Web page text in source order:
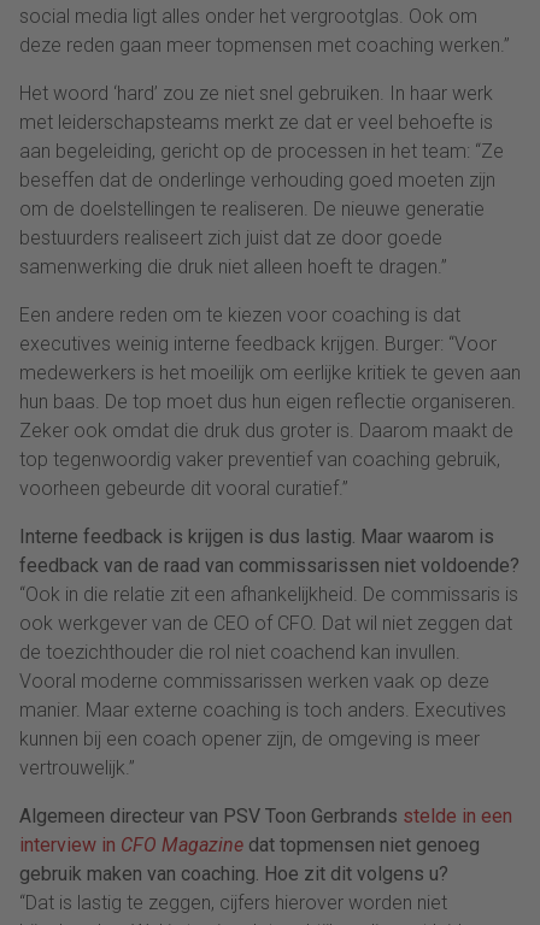
social media ligt alles onder het vergrootglas. Ook om
deze reden gaan meer topmensen met coaching werken.”
Het woord ‘hard’ zou ze niet snel gebruiken. In haar werk
met leiderschapsteams merkt ze dat er veel behoefte is
aan begeleiding, gericht op de processen in het team: “Ze
beseffen dat de onderlinge verhouding goed moeten zijn
om de doelstellingen te realiseren. De nieuwe generatie
bestuurders realiseert zich juist dat ze door goede
samenwerking die druk niet alleen hoeft te dragen.”
Een andere reden om te kiezen voor coaching is dat
executives weinig interne feedback krijgen. Burger: “Voor
medewerkers is het moeilijk om eerlijke kritiek te geven aan
hun baas. De top moet dus hun eigen reflectie organiseren.
Zeker ook omdat die druk dus groter is. Daarom maakt de
top tegenwoordig vaker preventief van coaching gebruik,
voorheen gebeurde dit vooral curatief.”
Interne feedback is krijgen is dus lastig. Maar waarom is
feedback van de raad van commissarissen niet voldoende?
“Ook in die relatie zit een afhankelijkheid. De commissaris is
ook werkgever van de CEO of CFO. Dat wil niet zeggen dat
de toezichthouder die rol niet coachend kan invullen.
Vooral moderne commissarissen werken vaak op deze
manier. Maar externe coaching is toch anders. Executives
kunnen bij een coach opener zijn, de omgeving is meer
vertrouwelijk.”
Algemeen directeur van PSV Toon Gerbrands stelde in een
interview in CFO Magazine dat topmensen niet genoeg
gebruik maken van coaching. Hoe zit dit volgens u?
“Dat is lastig te zeggen, cijfers hierover worden niet